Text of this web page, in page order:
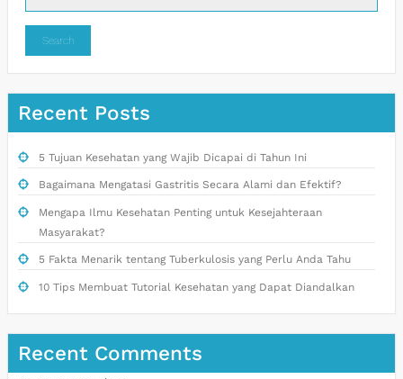
Search
Recent Posts
5 Tujuan Kesehatan yang Wajib Dicapai di Tahun Ini
Bagaimana Mengatasi Gastritis Secara Alami dan Efektif?
Mengapa Ilmu Kesehatan Penting untuk Kesejahteraan
Masyarakat?
5 Fakta Menarik tentang Tuberkulosis yang Perlu Anda Tahu
10 Tips Membuat Tutorial Kesehatan yang Dapat Diandalkan
Recent Comments